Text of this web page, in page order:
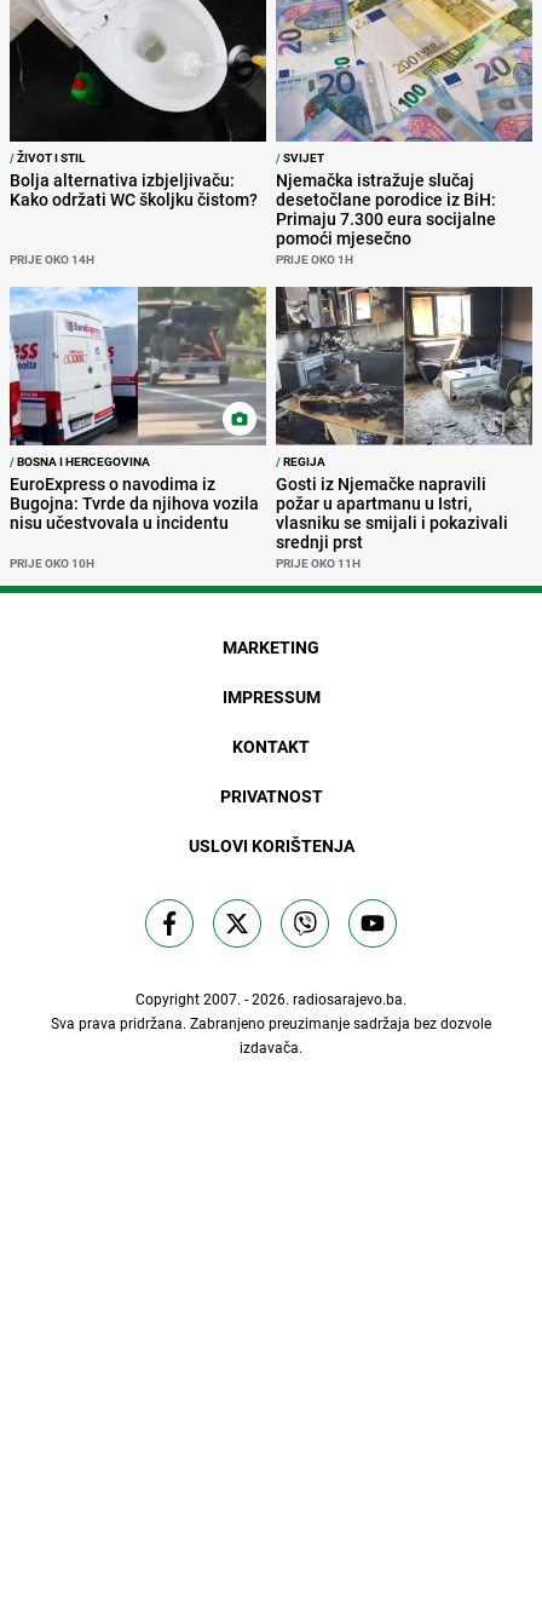
/ŽIVOT I STIL
Bolja alternativa izbjeljivaču:
Kako održati WC školjku čistom?
PRIJE OKO 14H
/SVIJET
Njemačka istražuje slučaj
desetočlane porodice iz BiH:
Primaju 7.300 eura socijalne
pomoći mjesečno
PRIJE OKO 1H
/BOSNA I HERCEGOVINA
EuroExpress o navodima iz
Bugojna: Tvrde da njihova vozila
nisu učestvovala u incidentu
PRIJE OKO 10H
/REGIJA
Gosti iz Njemačke napravili
požar u apartmanu u Istri,
vlasniku se smijali i pokazivali
srednji prst
PRIJE OKO 11H
MARKETING
IMPRESSUM
KONTAKT
PRIVATNOST
USLOVI KORIŠTENJA
Copyright 2007. - 2026. radiosarajevo.ba.
Sva prava pridržana. Zabranjeno preuzimanje sadržaja bez dozvole
izdavača.